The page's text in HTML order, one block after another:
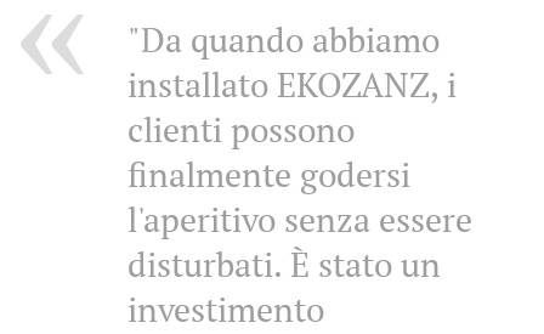
"Da quando abbiamo
installato EKOZANZ, i
clienti possono
finalmente godersi
l'aperitivo senza essere
disturbati. È stato un
investimento